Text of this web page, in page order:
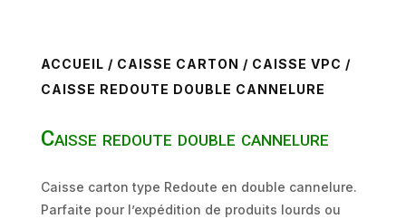
ACCUEIL / CAISSE CARTON / CAISSE VPC /
CAISSE REDOUTE DOUBLE CANNELURE
Caisse redoute double cannelure
Caisse carton type Redoute en double cannelure.
Parfaite pour l’expédition de produits lourds ou